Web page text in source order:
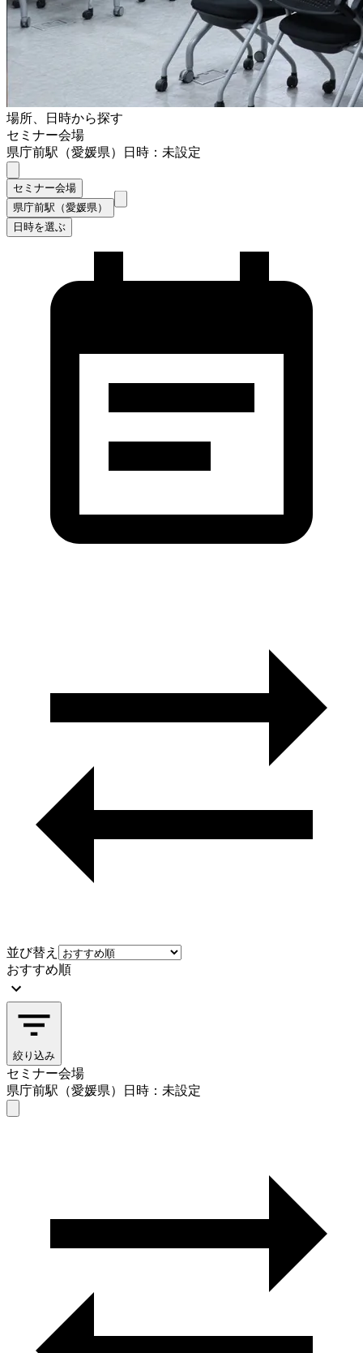
場所、日時から探す
セミナー会場
県庁前駅（愛媛県）
日時：未設定
セミナー会場
県庁前駅（愛媛県）
日時を選ぶ
並び替え
おすすめ順
絞り込み
セミナー会場
県庁前駅（愛媛県）
日時：未設定